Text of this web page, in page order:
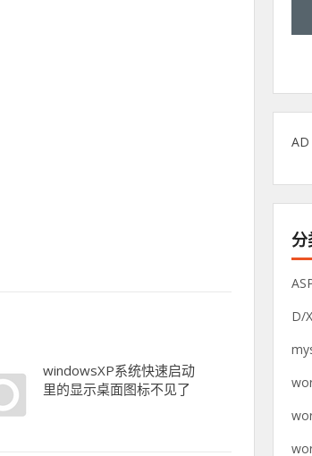
windowsXP系统快速启动
里的显示桌面图标不见了
AD
分
D/